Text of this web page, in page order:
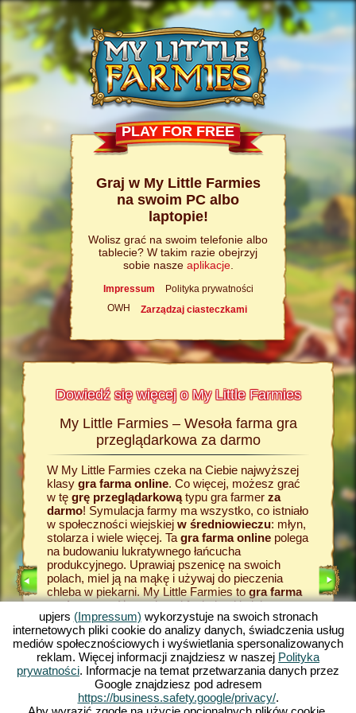
PLAY FOR FREE
Graj w My Little Farmies
na swoim PC albo
laptopie!
Wolisz grać na swoim telefonie albo
tablecie? W takim razie obejrzyj
sobie nasze aplikacje.
Impressum
Polityka prywatności
OWH
Zarządzaj ciasteczkami
Dowiedź się więcej o My Little Farmies
o
My Little Farmies – Wesoła farma gra
przeglądarkowa za darmo
W My Little Farmies czeka na Ciebie najwyższej
klasy gra farma online. Co więcej, możesz grać
w tę grę przeglądarkowątypu gra farmer za
darmo! Symulacja farmy ma wszystko, co istniało
w społeczności wiejskiej w średniowieczu: młyn,
stolarza i wiele więcej. Ta gra farma onlinepolega
na budowaniu lukratywnego łańcucha
produkcyjnego. Uprawiaj pszenicę na swoich
polach, miel ją na mąkę i używaj do pieczenia
chleba w piekarni. My Little Farmies to gra farma
za darmoz różnorodnymi funkcjami i piękną
grafiką. W tej grze typu farmagra online
zajmujesz się rolnictwem we wszystkich jego
aspektach: od uprawy warzyw po hodowlę
zwierząt. Spotkasz tradycyjne zwierzęta
hodowlane, takie jak świnia Mangalica czy kura
jedwabista. Stwórz kwitnące krajobrazy w My
Little Farmies - zagraj teraz za darmo w jedną z
grze
zboże.
farmy,
temu
w My
pojawią
towary.
farma
upjers (Impressum) wykorzystuje na swoich stronach
internetowych pliki cookie do analizy danych, świadczenia usług
mediów społecznościowych i wyświetlania spersonalizowanych
reklam. Więcej informacji znajdziesz w naszej Polityka
prywatności. Informacje na temat przetwarzania danych przez
Google znajdziesz pod adresem
https://business.safety.google/privacy/.